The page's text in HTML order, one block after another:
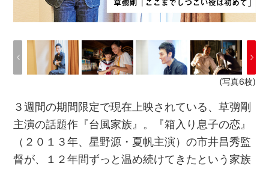
(写真6枚)
３週間の期間限定で現在上映されている、草彅剛
主演の話題作『台風家族』。『箱入り息子の恋』
（２０１３年、星野源・夏帆主演）の市井昌秀監
督が、１２年間ずっと温め続けてきたという家族